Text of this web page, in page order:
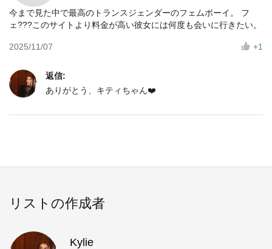
今まで見た中で最高のトランスジェンダーのフェムボーイ。 フ
ェ???このサイトより料金が高い彼女には何度も会いに行きたい。
+1
2025/11/07
返信:
ありがとう、キティちゃん❤️
リストの作成者
Kylie